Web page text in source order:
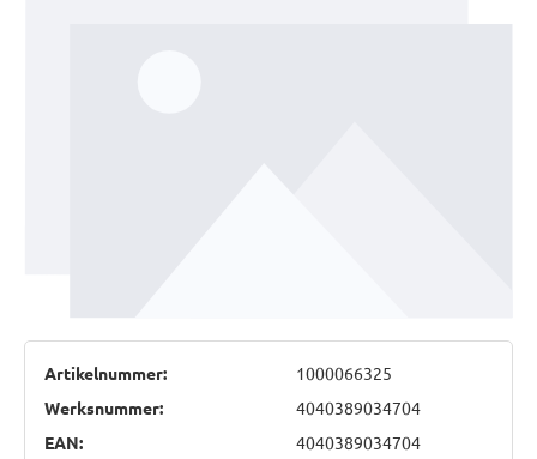
Artikelnummer:
1000066325
Werksnummer:
4040389034704
EAN:
4040389034704